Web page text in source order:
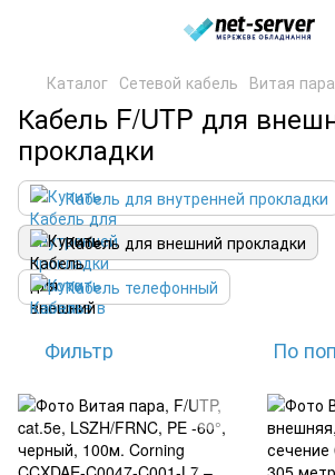
Каталог Сетевой кабель Витая пара
Кабель F/UTP для
прокладки
Кабель для внутренней прокладки
Кабель для внешний прокладки
Кабель телефонный
Фильтр По